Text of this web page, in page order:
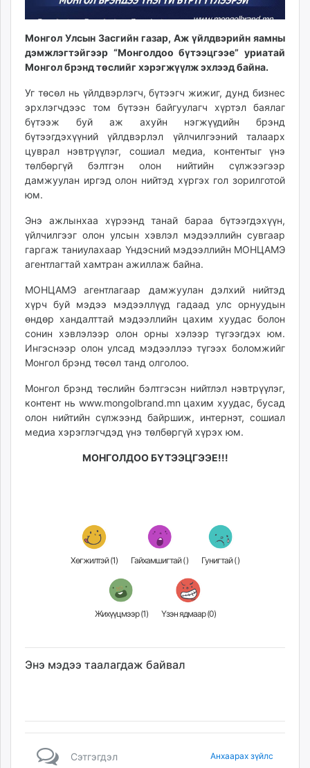
Livetv.mn
Eguur.mn
shuud.mn
eagle.mn
ergelt.mn
zarig.mn
today.mn
zuv.mn
mminfo.mn
ugluu.mn
urlag.mn
unen.mn
asu.mn
shudarga.mn
shuurhai.mn
unuudur.mn
isee.mn
mglradio.com
itoim.mn
tumen.mn
paparazzi.mn
Монгол Улсын Засгийн газар, Аж үйлдвэрийн яамны
дэмжлэгтэйгээр “Монголдоо бүтээцгээе” уриатай
Монгол брэнд төслийг хэрэгжүүлж эхлээд байна.
Уг төсөл нь үйлдвэрлэгч, бүтээгч жижиг, дунд бизнес
эрхлэгчдээс том бүтээн байгуулагч хүртэл баялаг
бүтээж буй аж ахуйн нэгжүүдийн брэнд
бүтээгдэхүүний үйлдвэрлэл үйлчилгээний талаарх
цуврал нэвтрүүлэг, сошиал медиа, контентыг үнэ
төлбөргүй бэлтгэн олон нийтийн сүлжээгээр
дамжуулан иргэд олон нийтэд хүргэх гол зорилготой
юм.
Энэ ажлынхаа хүрээнд танай бараа бүтээгдэхүүн,
үйлчилгээг олон улсын хэвлэл мэдээллийн сувгаар
гаргаж таниулахаар Үндэсний мэдээллийн МОНЦАМЭ
агентлагтай хамтран ажиллаж байна.
МОНЦАМЭ агентлагаар дамжуулан дэлхий нийтэд
хүрч буй мэдээ мэдээллүүд гадаад улс орнуудын
өндөр хандалттай мэдээллийн цахим хуудас болон
сонин хэвлэлээр олон орны хэлээр түгээгдэх юм.
Ингэснээр олон улсад мэдээллээ түгээх боломжийг
Монгол брэнд төсөл танд олголоо.
Монгол брэнд төслийн бэлтгэсэн нийтлэл нэвтрүүлэг,
контент нь www.mongolbrand.mn цахим хуудас, бусад
олон нийтийн сүлжээнд байршиж, интернэт, сошиал
медиа хэрэглэгчдэд үнэ төлбөргүй хүрэх юм.
МОНГОЛДОО БҮТЭЭЦГЭЭЕ!!!
Хөгжилтэй (1) Гайхамшигтай () Гунигтай ()
Жихүүцмээр (1) Үзэн ядмаар (0)
Энэ мэдээ таалагдаж байвал
Сэтгэгдэл Анхаарах зүйлс